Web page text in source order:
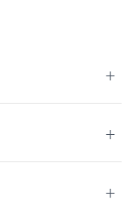
+
global
+
+